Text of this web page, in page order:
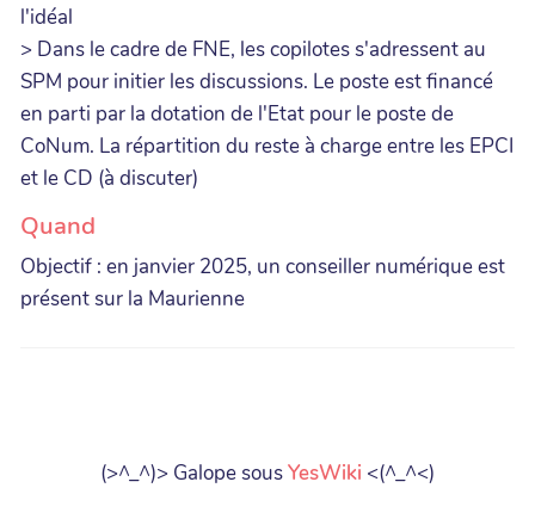
l'idéal
> Dans le cadre de FNE, les copilotes s'adressent au
SPM pour initier les discussions. Le poste est financé
en parti par la dotation de l'Etat pour le poste de
CoNum. La répartition du reste à charge entre les EPCI
et le CD (à discuter)
Quand
Objectif : en janvier 2025, un conseiller numérique est
présent sur la Maurienne
(>^_^)> Galope sousYesWiki <(^_^<)